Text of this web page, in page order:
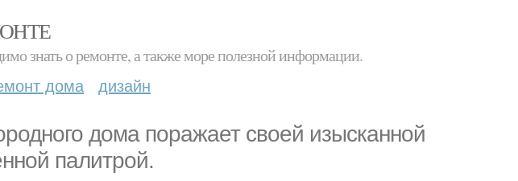
знать о ремонте, а также море полезной информации.
дома дизайн
дома поражает своей изысканной
палитрой.